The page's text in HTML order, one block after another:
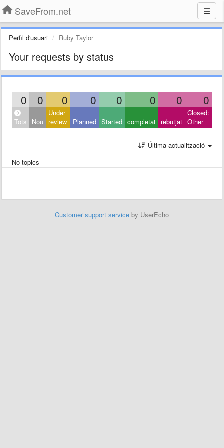
SaveFrom.net
Perfil d'usuari Ruby Taylor
Your requests by status
0 0 0 0 0 0 0 0
Tots Nou
Under
review
Planned Started completat rebutjat
Closed:
Other
Última actualització
No topics
Customer support service by UserEcho